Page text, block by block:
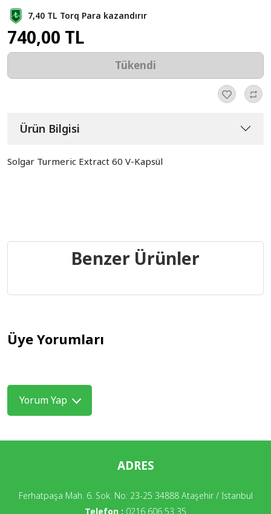
7,40 TL Torq Para kazandırır
740,00 TL
Tükendi
Ürün Bilgisi
Solgar Turmeric Extract 60 V-Kapsül
Benzer Ürünler
Üye Yorumları
Yorum Yap
ADRES
Ferhatpaşa Mah. 6. Sok. No: 23-25 34888 Ataşehir / İstanbul
Telefon : 0216 606 53 35